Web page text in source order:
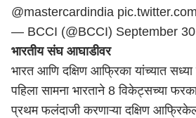
@mastercardindia
— BCCI (@BCCI) September
भारतीय संघ आघाडीवर
भारत आणि दक्षिण आफ्रिका यांच्यात
पहिला सामना भारताने 8 विकेट्सच्या
प्रथम फलंदाजी करणाऱ्या दक्षिण